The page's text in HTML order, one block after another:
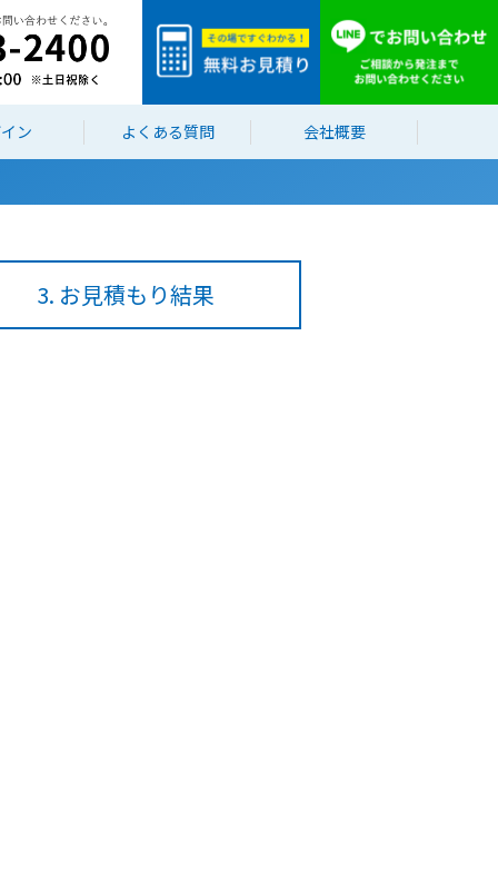
ン よくある質問 会社概要
3. お見積もり結果